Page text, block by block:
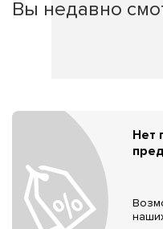
Вы недавно
Нет